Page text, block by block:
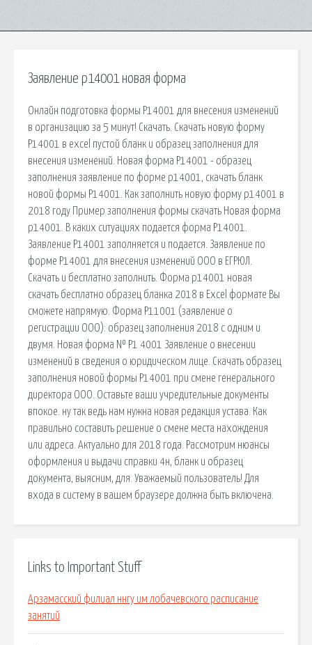
Заявление р14001 новая форма
Онлайн подготовка формы Р14001 для внесения изменений
в организацию за 5 минут! Скачать. Скачать новую форму
Р14001 в excel пустой бланк и образец заполнения для
внесения изменений. Новая форма Р14001 - образец
заполнения заявление по форме р14001, скачать бланк
новой формы Р14001. Как заполнить новую форму р14001 в
2018 году Пример заполнения формы скачать Новая форма
р14001. В каких ситуациях подается форма Р14001.
Заявление Р14001 заполняется и подается. Заявление по
форме Р14001 для внесения изменений ООО в ЕГРЮЛ.
Скачать и бесплатно заполнить. Форма р14001 новая
скачать бесплатно образец бланка 2018 в Excel формате Вы
сможете напрямую. Форма Р11001 (заявление о
регистрации ООО): образец заполнения 2018 с одним и
двумя. Новая форма № Р1 4001 Заявление о внесении
изменений в сведения о юридическом лице. Скачать образец
заполнения новой формы Р14001 при смене генерального
директора ООО. Оставьте ваши учредительные документы
впокое. ну так ведь нам нужна новая редакция устава. Как
правильно составить решение о смене места нахождения
или адреса. Актуально для 2018 года. Рассмотрим нюансы
оформления и выдачи справки 4н, бланк и образец
документа, выясним, для. Уважаемый пользователь! Для
входа в систему в вашем браузере должна быть включена.
Links to Important Stuff
Арзамасский филиал ннгу им лобачевского расписание
занятий